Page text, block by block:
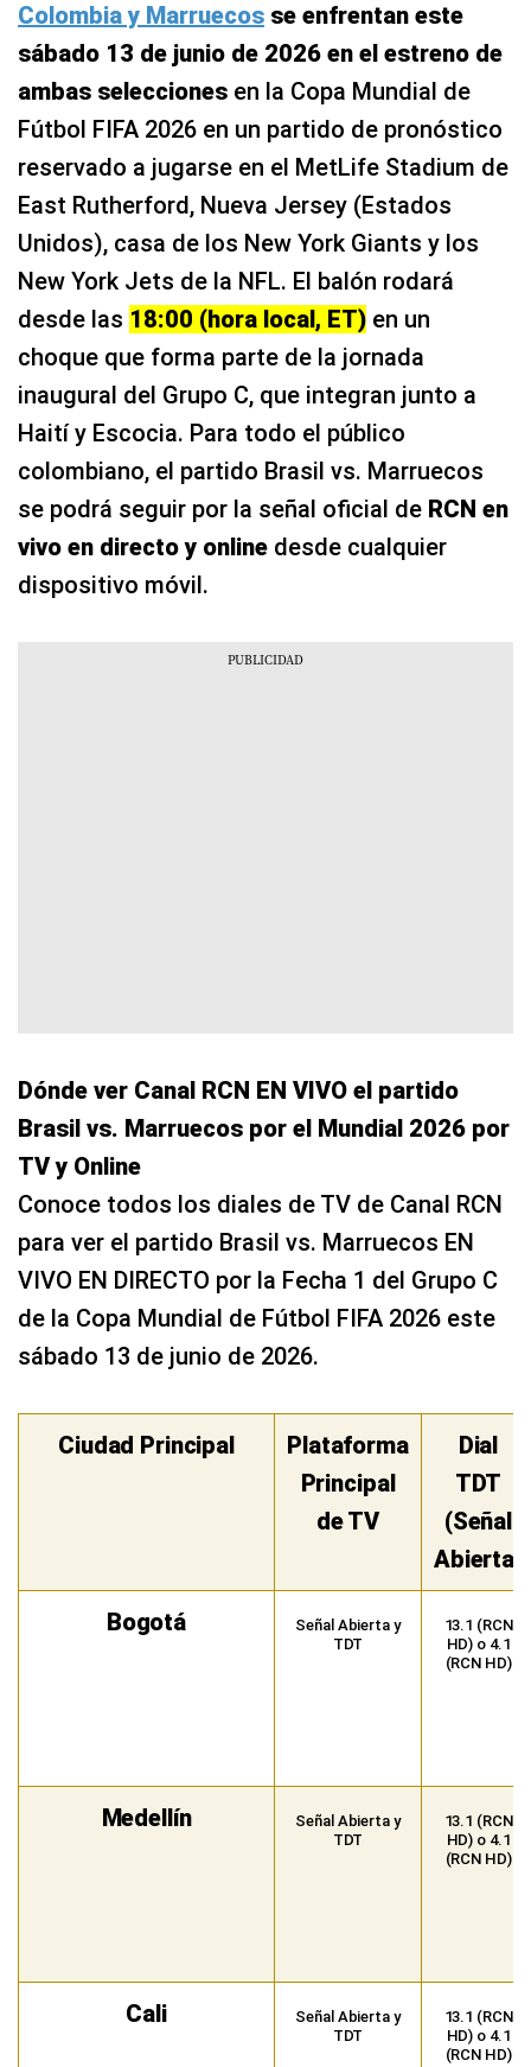
Colombia y Marruecos se enfrentan este
sábado 13 de junio de 2026 en el estreno de
ambas selecciones en la Copa Mundial de
Fútbol FIFA 2026 en un partido de pronóstico
reservado a jugarse en el MetLife Stadium de
East Rutherford, Nueva Jersey (Estados
Unidos), casa de los New York Giants y los
New York Jets de la NFL. El balón rodará
desde las 18:00 (hora local, ET) en un
choque que forma parte de la jornada
inaugural del Grupo C, que integran junto a
Haití y Escocia. Para todo el público
colombiano, el partido Brasil vs. Marruecos
se podrá seguir por la señal oficial de RCN en
vivo en directo y online desde cualquier
dispositivo móvil.
Dónde ver Canal RCN EN VIVO el partido
Brasil vs. Marruecos por el Mundial 2026 por
TV y Online
Conoce todos los diales de TV de Canal RCN
para ver el partido Brasil vs. Marruecos EN
VIVO EN DIRECTO por la Fecha 1 del Grupo C
de la Copa Mundial de Fútbol FIFA 2026 este
sábado 13 de junio de 2026.
Ciudad Principal
Plataforma
Principal
de TV
Dial
TDT
(Señal
Abierta)
Bogotá
Señal Abierta y
TDT
13.1 (RCN
HD) o 4.1
(RCN HD)
Medellín
Señal Abierta y
TDT
13.1 (RCN
HD) o 4.1
(RCN HD)
Cali
Señal Abierta y
TDT
13.1 (RCN
HD) o 4.1
(RCN HD)